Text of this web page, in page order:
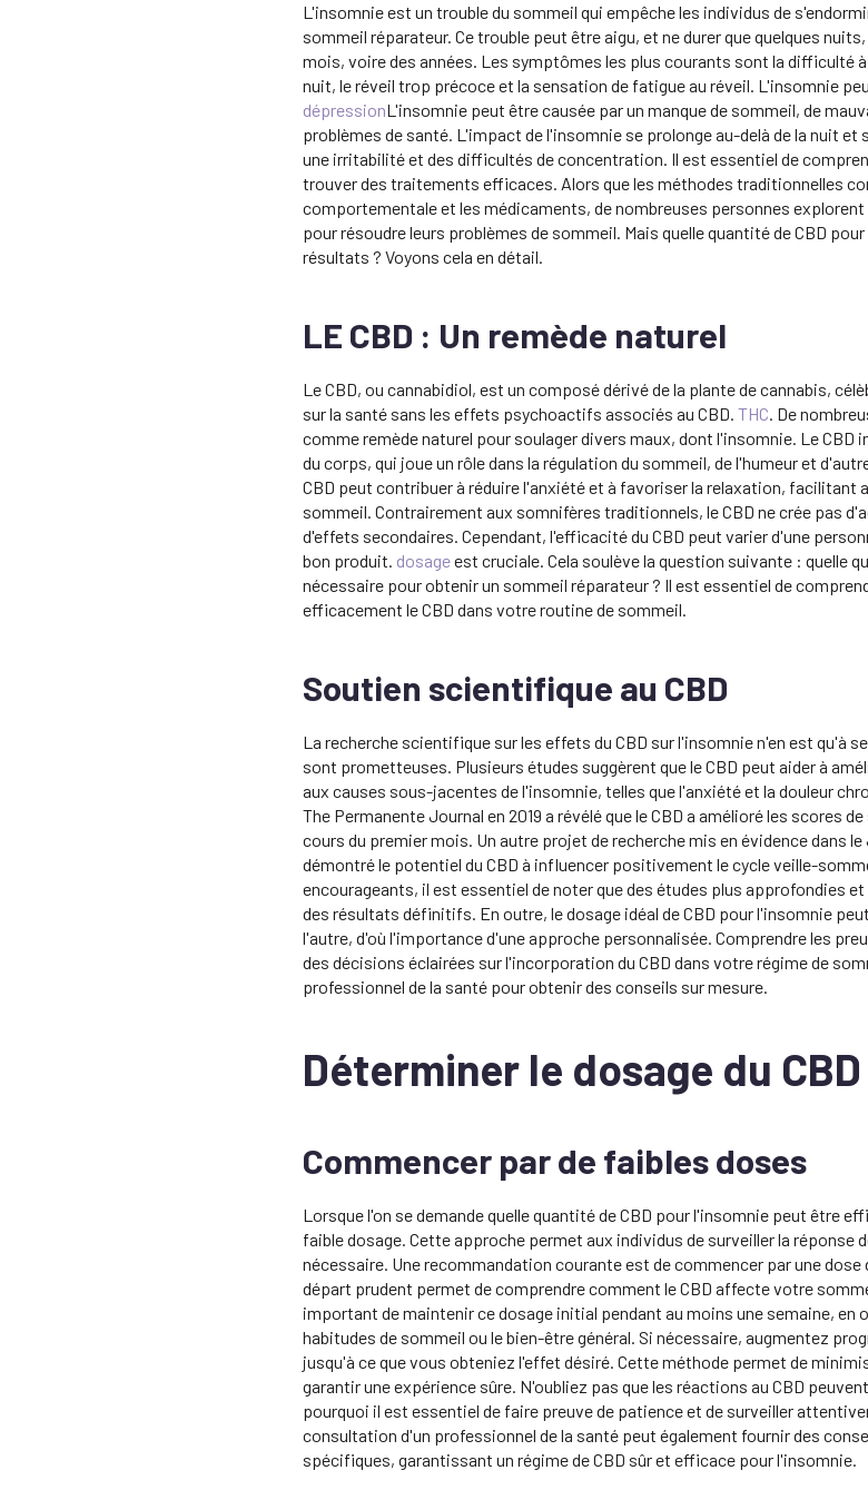
L'insomnie est un trouble du sommeil qui empêche les individus de
sommeil réparateur. Ce trouble peut être aigu, et ne durer que quelques
mois, voire des années. Les symptômes les plus courants sont la difficulté
nuit, le réveil trop précoce et la sensation de fatigue au réveil. L'insomnie
dépressionL'insomnie peut être causée par un manque de sommeil, de
problèmes de santé. L'impact de l'insomnie se prolonge au-delà de la nuit
une irritabilité et des difficultés de concentration. Il est essentiel de
trouver des traitements efficaces. Alors que les méthodes traditionnelles
comportementale et les médicaments, de nombreuses personnes
pour résoudre leurs problèmes de sommeil. Mais quelle quantité de CBD
résultats ? Voyons cela en détail.
LE CBD : Un remède naturel
Le CBD, ou cannabidiol, est un composé dérivé de la plante de cannabis,
sur la santé sans les effets psychoactifs associés au CBD. THC. De
comme remède naturel pour soulager divers maux, dont l'insomnie. Le
du corps, qui joue un rôle dans la régulation du sommeil, de l'humeur et
CBD peut contribuer à réduire l'anxiété et à favoriser la relaxation, facilitant
sommeil. Contrairement aux somnifères traditionnels, le CBD ne crée pas
d'effets secondaires. Cependant, l'efficacité du CBD peut varier d'une
bon produit. dosageest cruciale. Cela soulève la question suivante : quelle
nécessaire pour obtenir un sommeil réparateur ? Il est essentiel de
efficacement le CBD dans votre routine de sommeil.
Soutien scientifique au CBD
La recherche scientifique sur les effets du CBD sur l'insomnie n'en est qu'à
sont prometteuses. Plusieurs études suggèrent que le CBD peut aider à
aux causes sous-jacentes de l'insomnie, telles que l'anxiété et la douleur
The Permanente Journal en 2019 a révélé que le CBD a amélioré les scores
cours du premier mois. Un autre projet de recherche mis en évidence dans
démontré le potentiel du CBD à influencer positivement le cycle veille-
encourageants, il est essentiel de noter que des études plus approfondies
des résultats définitifs. En outre, le dosage idéal de CBD pour l'insomnie
l'autre, d'où l'importance d'une approche personnalisée. Comprendre les
des décisions éclairées sur l'incorporation du CBD dans votre régime de
professionnel de la santé pour obtenir des conseils sur mesure.
Déterminer le dosage du CBD
Commencer par de faibles doses
Lorsque l'on se demande quelle quantité de CBD pour l'insomnie peut être
faible dosage. Cette approche permet aux individus de surveiller la réponse
nécessaire. Une recommandation courante est de commencer par une dose
départ prudent permet de comprendre comment le CBD affecte votre
important de maintenir ce dosage initial pendant au moins une semaine, en
habitudes de sommeil ou le bien-être général. Si nécessaire, augmentez
jusqu'à ce que vous obteniez l'effet désiré. Cette méthode permet de
garantir une expérience sûre. N'oubliez pas que les réactions au CBD
pourquoi il est essentiel de faire preuve de patience et de surveiller
consultation d'un professionnel de la santé peut également fournir des
spécifiques, garantissant un régime de CBD sûr et efficace pour l'insomnie.